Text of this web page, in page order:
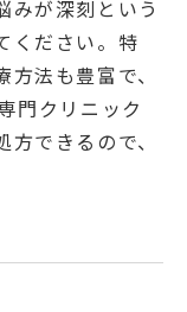
みが深刻という
ください。特
法も豊富で、
門クリニック
できるので、